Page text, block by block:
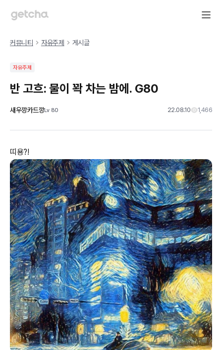
커뮤니티 자유주제 게시글
자유주제
반 고흐: 물이 꽉 차는 밤에. G80
새우깡카드깡Lv 80 22.08.10 1,466
띠용?!